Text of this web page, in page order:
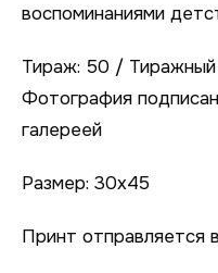
воспоминаниями
Тираж: 50 / Тиражный
Фотография
галереей
Размер: 30х45
Принт отправляется